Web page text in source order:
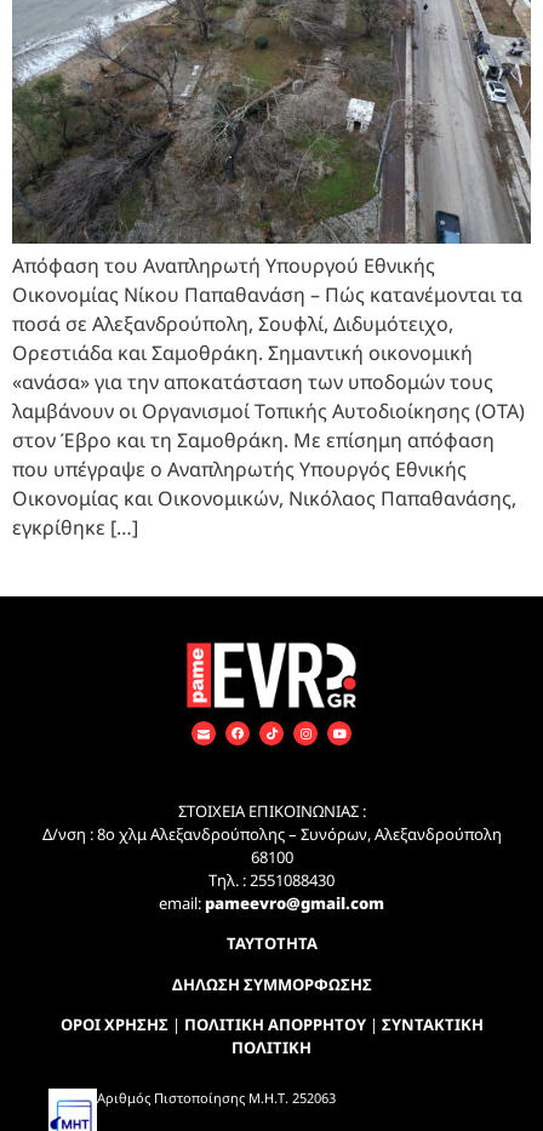
Απόφαση του Αναπληρωτή Υπουργού Εθνικής
Οικονομίας Νίκου Παπαθανάση – Πώς κατανέμονται τα
ποσά σε Αλεξανδρούπολη, Σουφλί, Διδυμότειχο,
Ορεστιάδα και Σαμοθράκη. Σημαντική οικονομική
«ανάσα» για την αποκατάσταση των υποδομών τους
λαμβάνουν οι Οργανισμοί Τοπικής Αυτοδιοίκησης (ΟΤΑ)
στον Έβρο και τη Σαμοθράκη. Με επίσημη απόφαση
που υπέγραψε ο Αναπληρωτής Υπουργός Εθνικής
Οικονομίας και Οικονομικών, Νικόλαος Παπαθανάσης,
εγκρίθηκε […]
ΣΤΟΙΧΕΙΑ ΕΠΙΚΟΙΝΩΝΙΑΣ :
Δ/νση : 8ο χλμ Αλεξανδρούπολης – Συνόρων, Αλεξανδρούπολη
68100
Τηλ. : 2551088430
email:pameevro@gmail.com
ΤΑΥΤΟΤΗΤΑ
ΔΗΛΩΣΗ ΣΥΜΜΟΡΦΩΣΗΣ
ΟΡΟΙ ΧΡΗΣΗΣ| ΠΟΛΙΤΙΚΗ ΑΠΟΡΡΗΤΟΥ| ΣΥΝΤΑΚΤΙΚΗ
ΠΟΛΙΤΙΚΗ
Αριθμός Πιστοποίησης Μ.Η.Τ. 252063